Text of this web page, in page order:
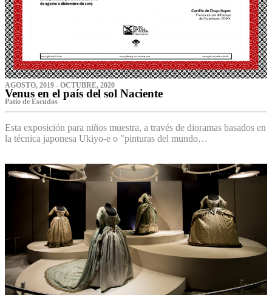
AGOSTO, 2019 - OCTUBRE, 2020
Venus en el país del sol Naciente
P‌atio de Escudos
Esta exposición para niños muestra, a través de dioramas basados en
la técnica japonesa Ukiyo-e o "pinturas del mundo…